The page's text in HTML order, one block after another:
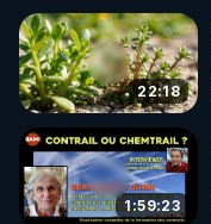
22:18
1:59:23